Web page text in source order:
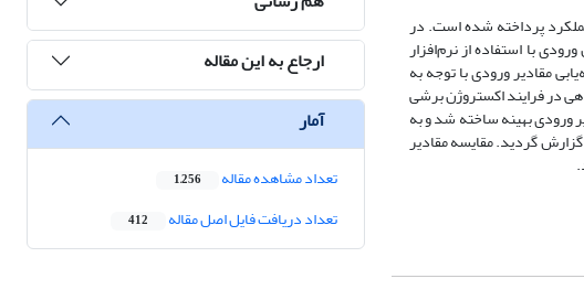
پرداخته شده است. در
با استفاده از نرم‌افزار
مقادیر ورودی با توجه به
در فرایند اکستروژن برشی
ورودی بهینه ساخته شد و به
ارتعاشات فراصوت گزارش گردید. مقایسه مقادیر
ارجاع به این مقاله
آمار
تعداد مشاهده مقاله 1,256
تعداد دریافت فایل اصل مقاله 412